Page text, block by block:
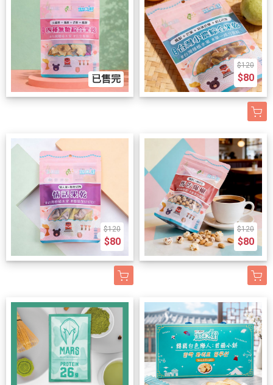
已售完
$120
$80
$120
$80
$120
$80